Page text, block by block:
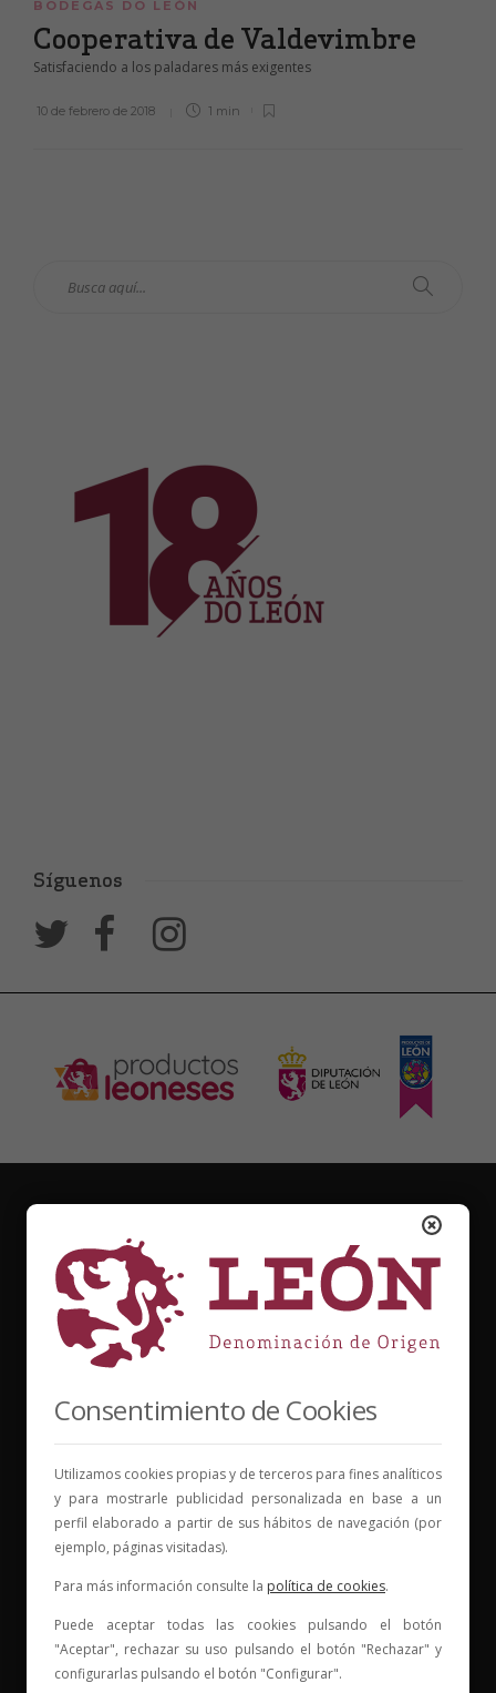
BODEGAS DO LEÓN
Cooperativa de Valdevimbre
Satisfaciendo a los paladares más exigentes
10 de febrero de 2018 1 min
Síguenos
Elige tu vino, con quién compartirlo y comienza una
nueva historia.
Consentimiento de Cookies
Utilizamos cookies propias y de terceros para fines analíticos
y para mostrarle publicidad personalizada en base a un
perfil elaborado a partir de sus hábitos de navegación (por
ejemplo, páginas visitadas).
Para más información consulte la política de cookies.
Puede aceptar todas las cookies pulsando el botón
"Aceptar", rechazar su uso pulsando el botón "Rechazar" y
configurarlas pulsando el botón "Configurar".